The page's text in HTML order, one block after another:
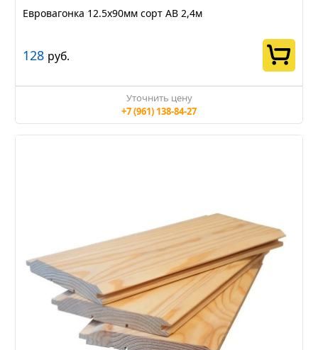
Евровагонка 12.5х90мм сорт АВ 2,4м
128 руб.
Уточнить цену
+7 (961) 138-84-27